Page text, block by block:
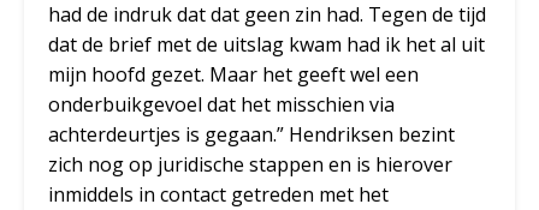
had de indruk dat dat geen zin had. Tegen de tijd
dat de brief met de uitslag kwam had ik het al uit
mijn hoofd gezet. Maar het geeft wel een
onderbuikgevoel dat het misschien via
achterdeurtjes is gegaan.” Hendriksen bezint
zich nog op juridische stappen en is hierover
inmiddels in contact getreden met het